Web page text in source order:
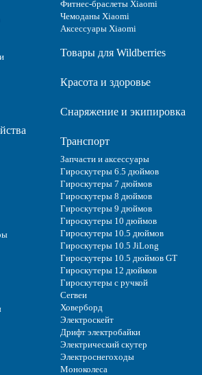
Фитнес-браслеты Xiaomi
Чемоданы Xiaomi
Аксессуары Xiaomi
Товары для Wildberries
Красота и здоровье
Снаряжение и экипировка
Транспорт
Запчасти и аксессуары
Гироскутеры 6.5 дюймов
Гироскутеры 7 дюймов
Гироскутеры 8 дюймов
Гироскутеры 9 дюймов
Гироскутеры 10 дюймов
Гироскутеры 10.5 дюймов
Гироскутеры 10.5 JiLong
Гироскутеры 10.5 дюймов GT
Гироскутеры 12 дюймов
Гироскутеры с ручкой
Сегвеи
Ховерборд
Электроскейт
Дрифт электробайки
Электрический скутер
Электроснегоходы
Моноколеса